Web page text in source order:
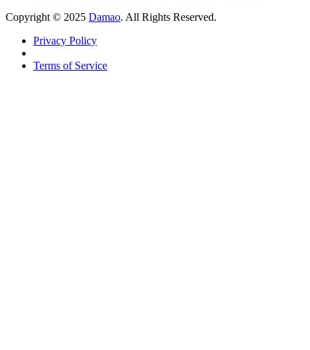
Copyright © 2025 Damao. All Rights Reserved.
Privacy Policy
Terms of Service